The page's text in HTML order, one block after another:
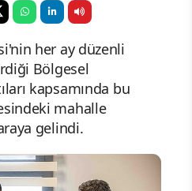
her ay düzenli
Bölgesel
kapsamında bu
mahalle
gelindi.